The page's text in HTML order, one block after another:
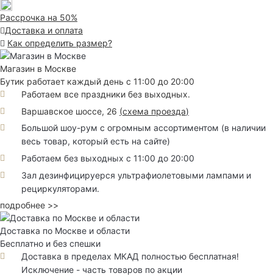
Рассрочка на 50%
Доставка и оплата
Как определить размер?
Магазин в Москве
Бутик работает каждый день с 11:00 до 20:00
Работаем все праздники без выходных.
Варшавское шоссе, 26 (схема проезда)
Большой шоу-рум с огромным ассортиментом (в наличии
весь товар, который есть на сайте)
Работаем без выходных с 11:00 до 20:00
Зал дезинфицируерся ультрафиолетовыми лампами и
рециркуляторами.
подробнее >>
Доставка по Москве и области
Бесплатно и без спешки
Доставка в пределах МКАД полностью бесплатная!
Исключение - часть товаров по акции